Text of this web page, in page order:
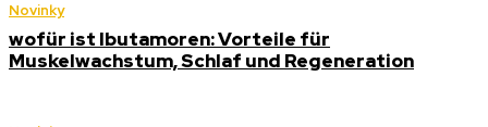
Novinky
wofür ist Ibutamoren: Vorteile für
Muskelwachstum, Schlaf und Regeneration